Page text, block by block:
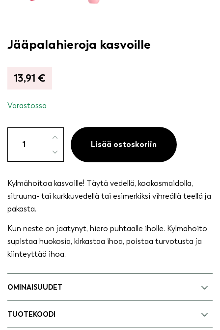
Jääpalahieroja kasvoille
13,91 €
Varastossa
kasvoille
Lisää ostoskoriin
Kylmähoitoa kasvoille! Täytä vedellä, kookosmaidolla,
sitruuna- tai kurkkuvedellä tai esimerkiksi vihreällä teellä ja
pakasta.
Kun neste on jäätynyt, hiero puhtaalle iholle. Kylmähoito
supistaa huokosia, kirkastaa ihoa, poistaa turvotusta ja
kiinteyttää ihoa.
OMINAISUUDET
TUOTEKOODI